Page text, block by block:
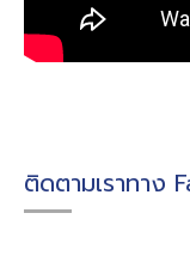
ติดตามเราทาง